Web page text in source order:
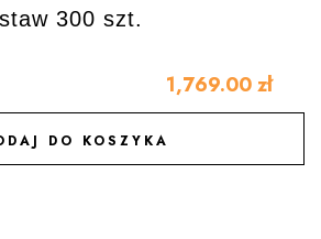
300 szt.
1,769.00 zł
DO KOSZYKA
DO ULUBIONYCH